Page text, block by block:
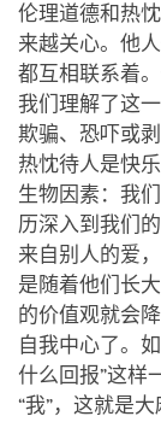
伦理道德和热
来越关心。他
都互相联系着
我们理解了这
欺骗、恐吓或
热忱待人是快
生物因素：我
历深入到我们
来自别人的爱
是随着他们长
的价值观就会
自我中心了。
什么回报”这样
“我”，这就是